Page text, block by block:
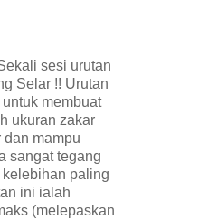
sesi urutan
Selar !! Urutan
membuat
ukuran zakar
mampu
sangat tegang
paling
ini ialah
(melepaskan